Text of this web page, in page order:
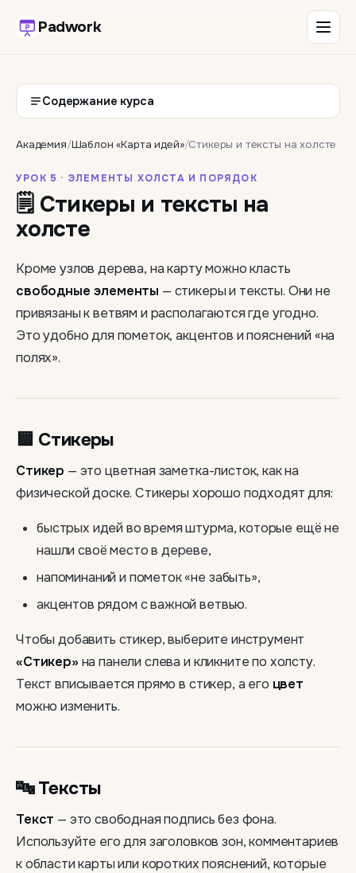
Padwork
Содержание курса
Академия/Шаблон «Карта идей»/Стикеры и тексты на холсте
УРОК 5 · ЭЛЕМЕНТЫ ХОЛСТА И ПОРЯДОК
🗒 Стикеры и тексты на
холсте
Кроме узлов дерева, на карту можно класть
свободные элементы — стикеры и тексты. Они не
привязаны к ветвям и располагаются где угодно.
Это удобно для пометок, акцентов и пояснений «на
полях».
🟨 Стикеры
Стикер — это цветная заметка-листок, как на
физической доске. Стикеры хорошо подходят для:
быстрых идей во время штурма, которые ещё не
нашли своё место в дереве,
напоминаний и пометок «не забыть»,
акцентов рядом с важной ветвью.
Чтобы добавить стикер, выберите инструмент
«Стикер» на панели слева и кликните по холсту.
Текст вписывается прямо в стикер, а его цвет
можно изменить.
🔤 Тексты
Текст — это свободная подпись без фона.
Используйте его для заголовков зон, комментариев
к области карты или коротких пояснений, которые